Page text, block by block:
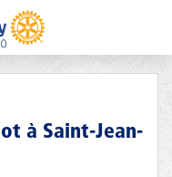
à Saint-Jean-